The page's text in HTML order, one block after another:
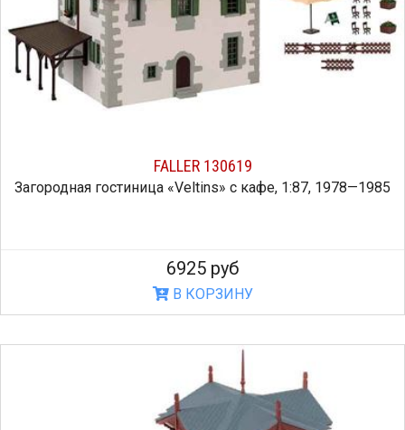
FALLER 130619
Загородная гостиница «Veltins» с кафе, 1:87, 1978—1985
6925 руб
В КОРЗИНУ